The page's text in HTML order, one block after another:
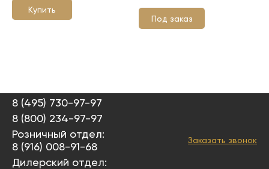
Купить
Под заказ
8 (495) 730-97-97
8 (800) 234-97-97
Розничный отдел:
8 (916) 008-91-68
Дилерский отдел:
Заказать звонок